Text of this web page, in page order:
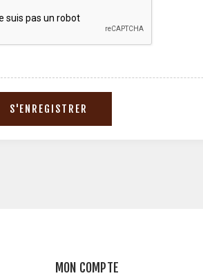
MON COMPTE